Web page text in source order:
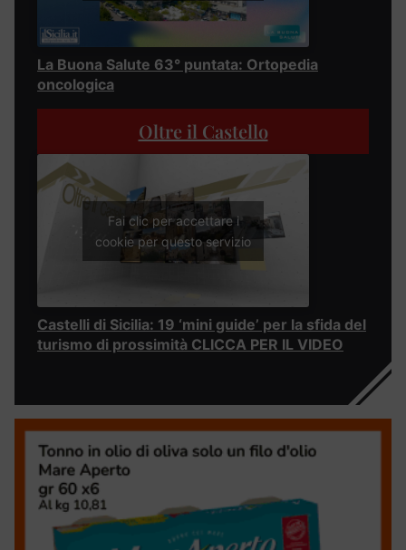
La Buona Salute 63° puntata: Ortopedia
oncologica
Oltre il Castello
Fai clic per accettare i
cookie per questo servizio
Castelli di Sicilia: 19 ‘mini guide’ per la sfida del
turismo di prossimità CLICCA PER IL VIDEO